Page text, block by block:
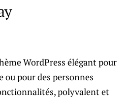
WordPress élégant pour
ou pour des personnes
polyvalent et